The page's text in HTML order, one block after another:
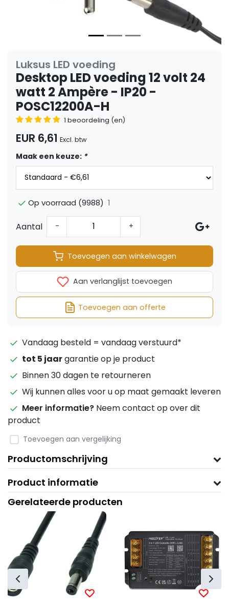
Luksus LED voeding
Desktop LED voeding 12 volt 24
watt 2 Ampère - IP20 -
POSC12200A-H
1 beoordeling (en)
EUR 6,61 Excl. btw
Maak een keuze: *
Op voorraad (9988) 1
Aantal - +
Toevoegen aan winkelwagen
Aan verlanglijst toevoegen
Toevoegen aan offerte
Vandaag besteld = vandaag verstuurd*
tot 5 jaargarantie op je product
Binnen 30 dagen te retourneren
Wij kunnen alles voor u op maat gemaakt leveren
Meer informatie? Neem contact op over dit
product
Toevoegen aan vergelijking
Productomschrijving
Product informatie
Gerelateerde producten